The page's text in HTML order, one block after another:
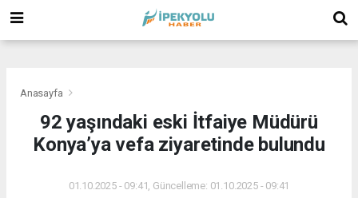
Anasayfa
92 yaşındaki eski İtfaiye Müdürü
Konya’ya vefa ziyaretinde bulundu
01.10.2025 - 09:41, Güncelleme: 01.10.2025 - 09:41